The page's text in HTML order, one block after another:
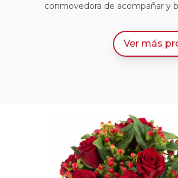
conmovedora de acompañar y
Ver más